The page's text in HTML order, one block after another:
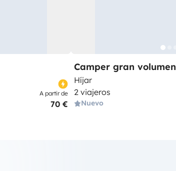
A partir de
70 €
Camper gran volumen
Híjar
2 viajeros
Nuevo